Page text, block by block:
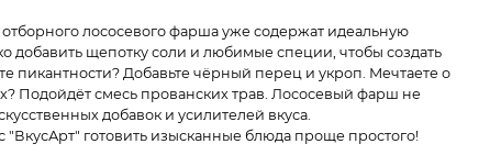
лососевого фарша уже содержат идеальную
добавить щепотку соли и любимые специи, чтобы создать
пикантности? Добавьте чёрный перец и укроп. Мечтаете о
Подойдёт смесь прованских трав. Лососевый фарш не
добавок и усилителей вкуса.
"ВкусАрт" готовить изысканные блюда проще простого!